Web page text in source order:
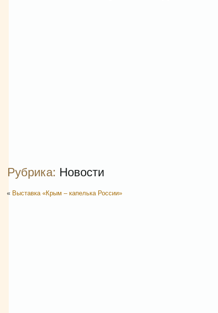
Рубрика: Новости
« Выставка «Крым – капелька России»